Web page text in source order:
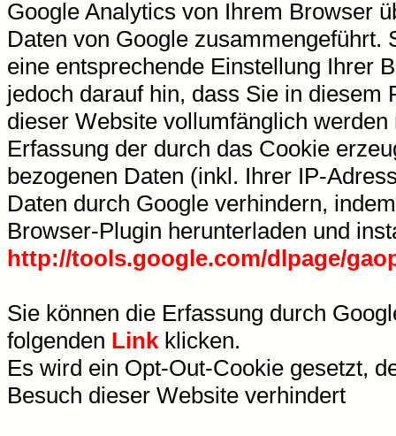
Google Analytics von Ihrem Browser
Daten von Google
eine entsprechende Einstellung Ihrer
jedoch darauf hin, dass Sie in
dieser Website vollumfänglich
Erfassung der durch das Cookie
bezogenen Daten (inkl. Ihrer IP-
Daten durch Google verhindern,
Browser-Plugin herunterladen und
http://tools.google.com/dlpage/
Sie können die Erfassung durch
folgenden Linkklicken.
Es wird ein Opt-Out-Cookie gesetzt,
Besuch dieser Website verhindert